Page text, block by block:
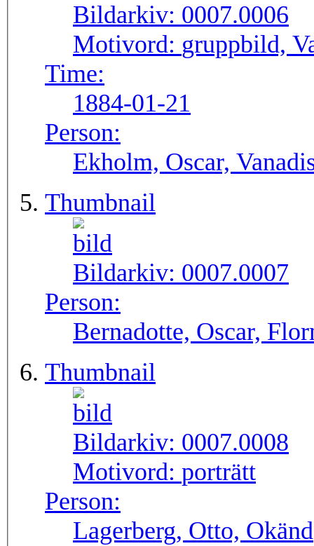
Bildarkiv: 0007.0006
Motivord: gruppbild,
Time:
1884-01-21
Person:
Ekholm, Oscar,
Thumbnail
Bildarkiv: 0007.0007
Person:
Bernadotte, Oscar,
Thumbnail
Bildarkiv: 0007.0008
Motivord: porträtt
Person:
Lagerberg, Otto, Okänd